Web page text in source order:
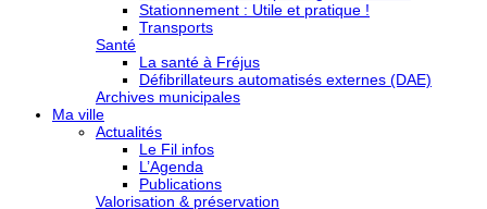
Stationnement : Utile et pratique !
Transports
Santé
La santé à Fréjus
Défibrillateurs automatisés externes (DAE)
Archives municipales
Ma ville
Actualités
Le Fil infos
L’Agenda
Publications
Valorisation & préservation